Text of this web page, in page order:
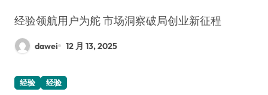
经验领航用户为舵 市场洞察破局创业新征程
dawei 12 月 13, 2025
经验 经验